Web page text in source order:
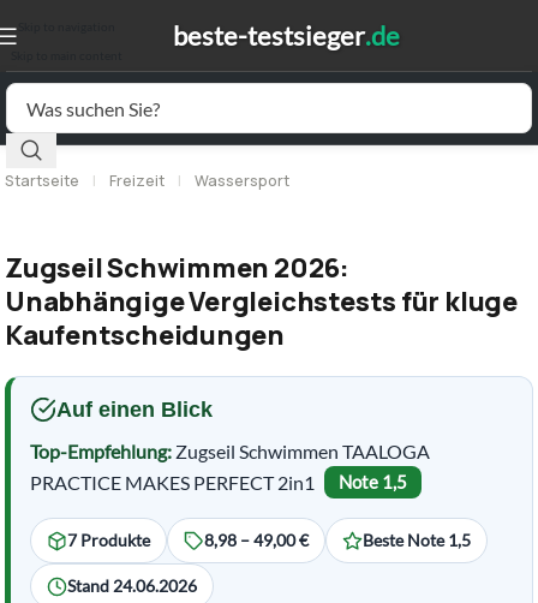
Startseite | Freizeit | Wassersport
Zugseil Schwimmen 2026:
Unabhängige Vergleichstests für kluge
Kaufentscheidungen
Auf einen Blick
Top-Empfehlung: Zugseil Schwimmen TAALOGA
PRACTICE MAKES PERFECT 2in1
Note 1,5
7 Produkte 8,98 – 49,00 € Beste Note 1,5
Stand 24.06.2026